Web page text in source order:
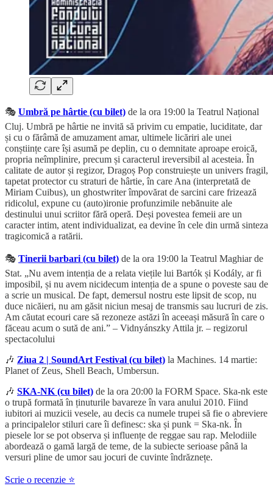
🎭 Umbră pe hârtie (cu bilet) de la ora 19:00 la Teatrul Național
Cluj. Umbră pe hârtie ne invită să privim cu empatie, luciditate, dar
și cu o fărâmă de amuzament amar, ultimele licăriri ale unei
conștiințe care își asumă pe deplin, cu o demnitate aproape eroică,
propria neîmplinire, precum și caracterul ireversibil al acesteia. În
calitate de autor și regizor, Dragoș Pop construiește un univers fragil,
tapetat protector cu straturi de hârtie, în care Ana (interpretată de
Miriam Cuibus), un ghostwriter împovărat de sarcini care frizează
ridicolul, expune cu (auto)ironie profunzimile nebănuite ale
destinului unui scriitor fără operă. Deși povestea femeii are un
caracter intim, atent individualizat, ea devine în cele din urmă sinteza
tragicomică a ratării.
🎭 Tinerii barbari (cu bilet) de la ora 19:00 la Teatrul Maghiar de
Stat. „Nu avem intenția de a relata viețile lui Bartók și Kodály, ar fi
imposibil, și nu avem nicidecum intenția de a spune o poveste sau de
a scrie un musical. De fapt, demersul nostru este lipsit de scop, nu
duce nicăieri, nu am găsit niciun mesaj de transmis sau lucruri de zis.
Am căutat ecouri care să rezoneze astăzi în aceeași măsură în care o
făceau acum o sută de ani.” – Vidnyánszky Attila jr. – regizorul
spectacolului
🎶 Ziua 2 | SoundArt Festival (cu bilet) la Machines. 14 martie:
Planet of Zeus, Shell Beach, Umbersun.
🎶 SKA-NK (cu bilet) de la ora 20:00 la FORM Space. Ska-nk este
o trupă formată în ținuturile bavareze în vara anului 2010. Fiind
iubitori ai muzicii vesele, au decis ca numele trupei să fie o abreviere
a principalelor stiluri care îi definesc: ska și punk = Ska-nk. În
piesele lor se pot observa și influențe de reggae sau rap. Melodiile
abordează o gamă largă de teme, de la subiecte serioase până la
versuri pline de umor sau jocuri de cuvinte îndrăznețe.
Scrie o recenzie ⭐